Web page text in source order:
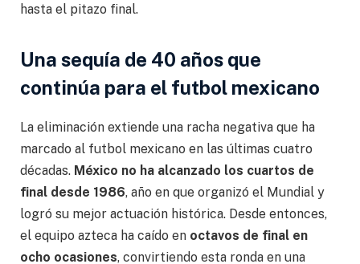
hasta el pitazo final.
Una sequía de 40 años que
continúa para el futbol mexicano
La eliminación extiende una racha negativa que ha
marcado al futbol mexicano en las últimas cuatro
décadas. México no ha alcanzado los cuartos de
final desde 1986, año en que organizó el Mundial y
logró su mejor actuación histórica. Desde entonces,
el equipo azteca ha caído en octavos de final en
ocho ocasiones, convirtiendo esta ronda en una